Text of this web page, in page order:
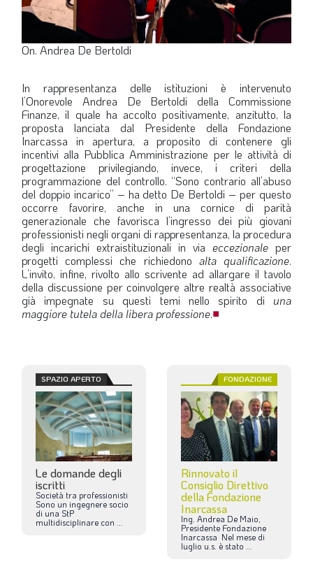
On. Andrea De Bertoldi
In rappresentanza delle istituzioni è intervenuto
l’Onorevole Andrea De Bertoldi della Commissione
Finanze, il quale ha accolto positivamente, anzitutto, la
proposta lanciata dal Presidente della Fondazione
Inarcassa in apertura, a proposito di contenere gli
incentivi alla Pubblica Amministrazione per le attività di
progettazione privilegiando, invece, i criteri della
programmazione del controllo. “Sono contrario all’abuso
del doppio incarico” – ha detto De Bertoldi – per questo
occorre favorire, anche in una cornice di parità
generazionale che favorisca l’ingresso dei più giovani
professionisti negli organi di rappresentanza, la procedura
degli incarichi extraistituzionali in via eccezionale per
progetti complessi che richiedono alta qualificazione.
L’invito, infine, rivolto allo scrivente ad allargare il tavolo
della discussione per coinvolgere altre realtà associative
già impegnate su questi temi nello spirito di una
maggiore tutela della libera professione.■
SPAZIO APERTO
Le domande degli
iscritti
Società tra professionisti
Sono un ingegnere socio
di una StP
multidisciplinare con ...
FONDAZIONE
Rinnovato il
Consiglio Direttivo
della Fondazione
Inarcassa
Ing. Andrea De Maio,
Presidente Fondazione
Inarcassa Nel mese di
luglio u.s. è stato ...